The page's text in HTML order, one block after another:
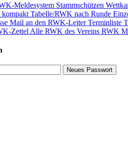
Meldesystem Stammschützen
kompakt Tabelle/RWK nach Runde
Mail an den RWK-LeiterTerminliste
Zettel Alle RWK des Vereins RWK